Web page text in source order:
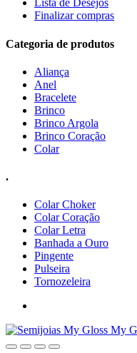
Lista de Desejos
Finalizar compras
Categoria de produtos
Aliança
Anel
Bracelete
Brinco
Brinco Argola
Brinco Coração
Colar
.
Colar Choker
Colar Coração
Colar Letra
Banhada a Ouro
Pingente
Pulseira
Tornozeleira